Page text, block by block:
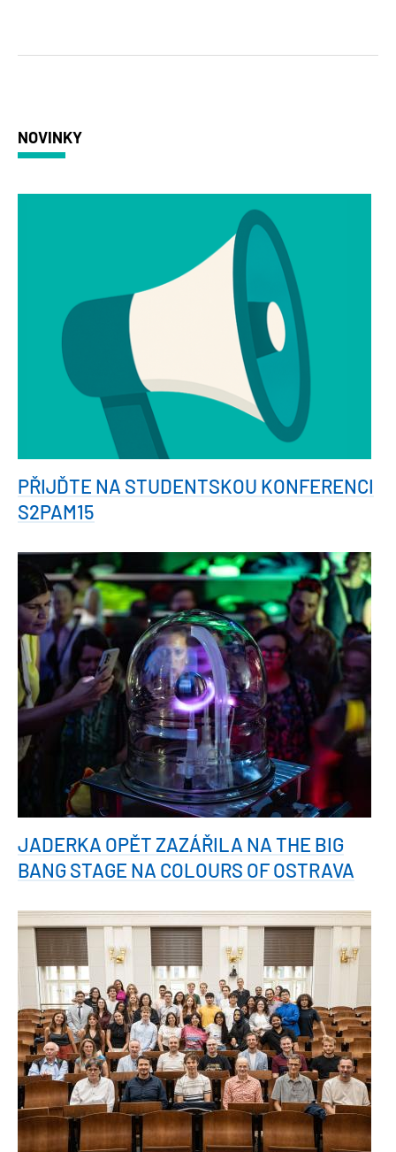
NOVINKY
PŘIJĎTE NA STUDENTSKOU KONFERENCI
S2PAM15
JADERKA OPĚT ZAZÁŘILA NA THE BIG
BANG STAGE NA COLOURS OF OSTRAVA